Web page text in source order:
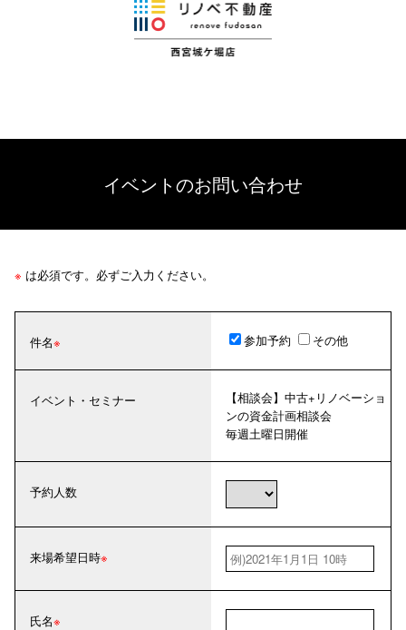
イベントのお問い合わせ
※ は必須です。必ずご入力ください。
件名 参加予約 その他
イベント・セミナー
【相談会】中古+リノベーショ
ンの資金計画相談会
毎週土曜日開催
予約人数
来場希望日時
氏名